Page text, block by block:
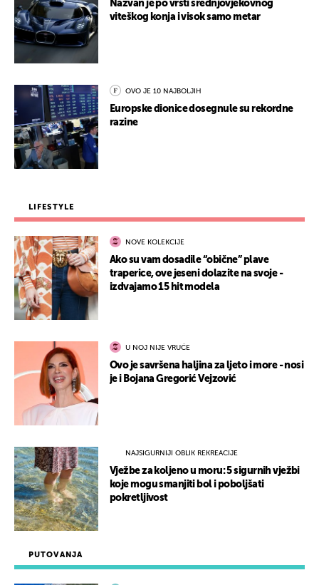
PUTOVANJA
Nazvan je po vrsti srednjovjekovnog
viteškog konja i visok samo metar
OVO JE 10 NAJBOLJIH
Europske dionice dosegnule su rekordne
razine
LIFESTYLE
NOVE KOLEKCIJE
Ako su vam dosadile “obične” plave
traperice, ove jeseni dolazite na svoje -
izdvajamo 15 hit modela
U NOJ NIJE VRUĆE
Ovo je savršena haljina za ljeto i more - nosi
je i Bojana Gregorić Vejzović
NAJSIGURNIJI OBLIK REKREACIJE
Vježbe za koljeno u moru: 5 sigurnih vježbi
koje mogu smanjiti bol i poboljšati
pokretljivost